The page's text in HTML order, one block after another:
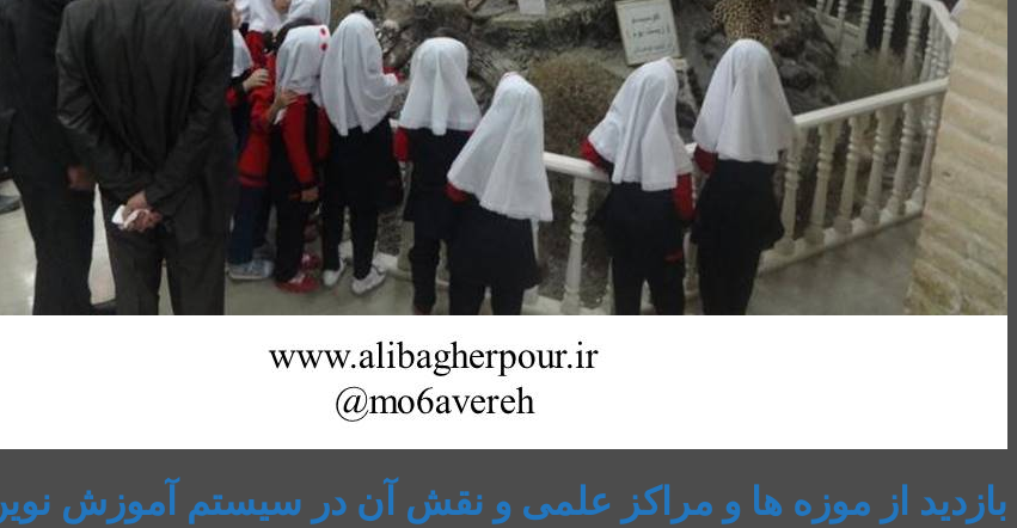
بازدید از موزه ها و مراکز علمی و نقش آن در سیستم آموزش